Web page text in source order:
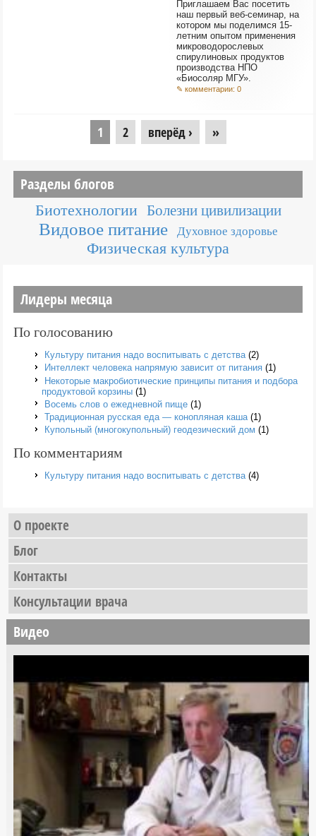
Приглашаем Вас посетить
наш первый веб-семинар, на
котором мы поделимся 15-
летним опытом применения
микроводорослевых
спирулиновых продуктов
производства НПО
«Биосоляр МГУ».
✎ комментарии: 0
1 2 вперёд › »
Разделы блогов
Биотехнологии Болезни цивилизации
Видовое питание Духовное здоровье
Физическая культура
Лидеры месяца
По голосованию
Культуру питания надо воспитывать с детства (2)
Интеллект человека напрямую зависит от питания (1)
Некоторые макробиотические принципы питания и подбора
продуктовой корзины (1)
Восемь слов о ежедневной пище (1)
Традиционная русская еда — конопляная каша (1)
Купольный (многокупольный) геодезический дом (1)
По комментариям
Культуру питания надо воспитывать с детства (4)
О проекте
Блог
Контакты
Консультации врача
Видео